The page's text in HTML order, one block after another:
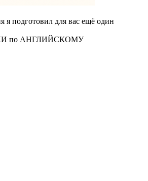
я подготовил для вас ещё один
по АНГЛИЙСКОМУ